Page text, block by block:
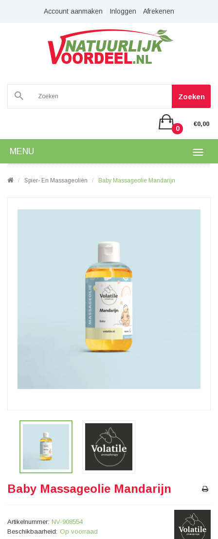
Account aanmaken Inloggen Afrekenen
Zoeken
0
€0,00
MENU
Spier- En Massageoliën Baby Massageolie Mandarijn
Baby Massageolie Mandarijn
Artikelnummer: NV-908554
Beschikbaarheid: Op voorraad